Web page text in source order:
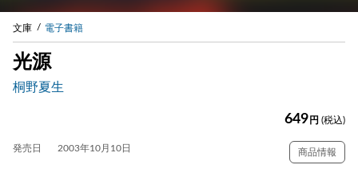
文庫 電子書籍
光源
桐野夏生
649 円 (税込)
発売日 2003年10月10日 商品情報